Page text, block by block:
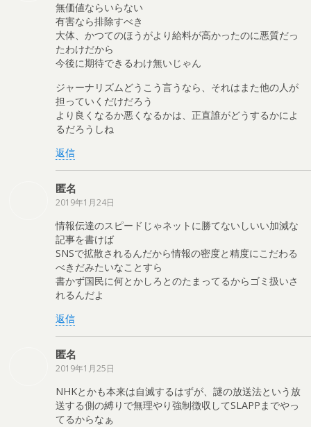
無価値ならいらない
有害なら排除すべき
大体、かつてのほうがより給料が高かったのに悪質だっ
たわけだから
今後に期待できるわけ無いじゃん
ジャーナリズムどうこう言うなら、それはまた他の人が
担っていくだけだろう
より良くなるか悪くなるかは、正直誰がどうするかによ
るだろうしね
返信
匿名
2019年1月24日
情報伝達のスピードじゃネットに勝てないしいい加減な
記事を書けば
SNSで拡散されるんだから情報の密度と精度にこだわる
べきだみたいなことすら
書かず国民に何とかしろとのたまってるからゴミ扱いさ
れるんだよ
返信
匿名
2019年1月25日
NHKとかも本来は自滅するはずが、謎の放送法という放
送する側の縛りで無理やり強制徴収してSLAPPまでやっ
てるからなぁ